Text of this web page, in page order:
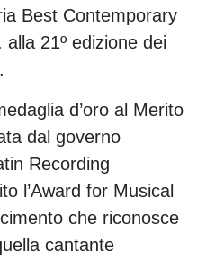
Best Contemporary
21º edizione dei
d’oro al Merito
dal governo
Recording
l’Award for Musical
che riconosce
cantante